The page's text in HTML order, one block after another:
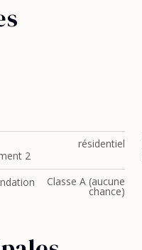
2
résidentiel
Classe A (aucune
chance)